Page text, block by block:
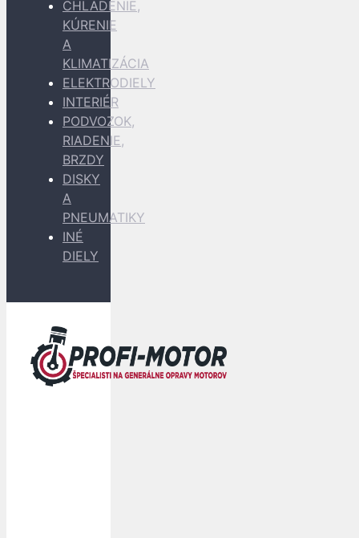
CHLADENIE,
KÚRENIE
A
KLIMATIZÁCIA
ELEKTRODIELY
INTERIÉR
PODVOZOK,
RIADENIE,
BRZDY
DISKY
A
PNEUMATIKY
INÉ
DIELY